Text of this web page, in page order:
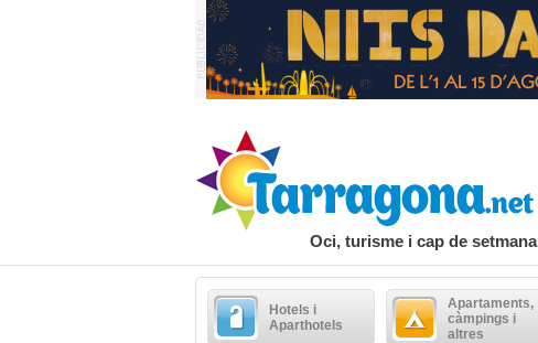
Oci, turisme i cap de setmana
Hotels i
Aparthotels
Apartaments,
càmpings i
altres